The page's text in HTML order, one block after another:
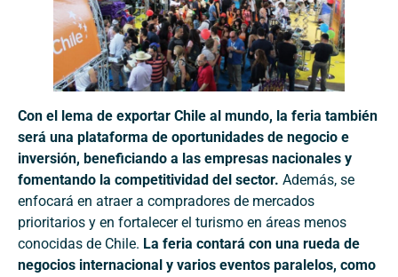
Con el lema de exportar Chile al mundo, la feria también
será una plataforma de oportunidades de negocio e
inversión, beneficiando a las empresas nacionales y
fomentando la competitividad del sector. Además, se
enfocará en atraer a compradores de mercados
prioritarios y en fortalecer el turismo en áreas menos
conocidas de Chile. La feria contará con una rueda de
negocios internacional y varios eventos paralelos, como